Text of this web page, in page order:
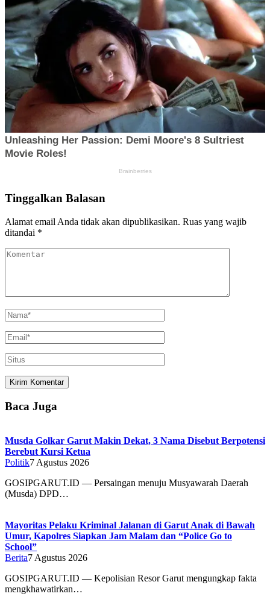
Tinggalkan Balasan
Alamat email Anda tidak akan dipublikasikan. Ruas yang wajib
ditandai *
Baca Juga
Musda Golkar Garut Makin Dekat, 3 Nama Disebut Berpotensi
Berebut Kursi Ketua
Politik7 Agustus 2026
GOSIPGARUT.ID — Persaingan menuju Musyawarah Daerah
(Musda) DPD…
Mayoritas Pelaku Kriminal Jalanan di Garut Anak di Bawah
Umur, Kapolres Siapkan Jam Malam dan “Police Go to
School”
Berita7 Agustus 2026
GOSIPGARUT.ID — Kepolisian Resor Garut mengungkap fakta
mengkhawatirkan…